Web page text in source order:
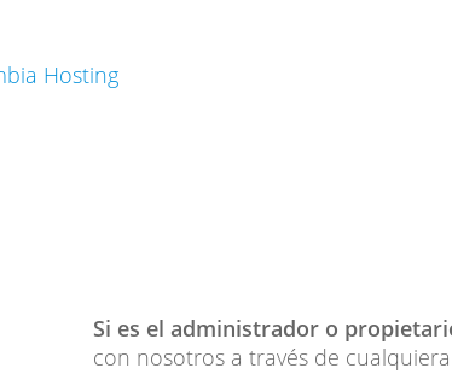
Si es el administrador o
con nosotros a través de